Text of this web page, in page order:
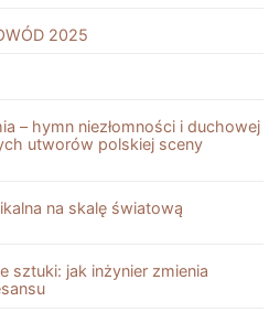
2025
– hymn niezłomności i duchowej
utworów polskiej sceny
na skalę światową
sztuki: jak inżynier zmienia